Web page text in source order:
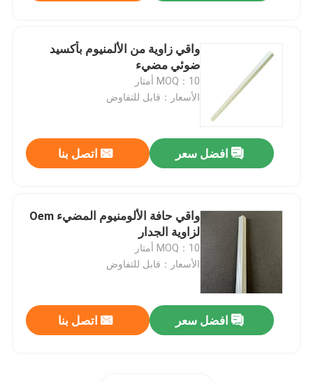
واقي زاوية من الألمنيوم بأكسيد
ضوئي مضيء
MOQ：10 أمتار
الأسعار：قابل للتفاوض
افضل سعر اتصل بنا
واقي حافة الألومنيوم المضيء Oem
لزاوية الجدار
MOQ：10 أمتار
الأسعار：قابل للتفاوض
افضل سعر اتصل بنا